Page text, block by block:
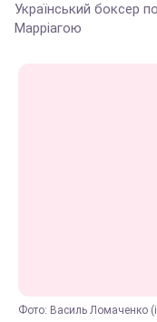
Український боксер
Марріагою
Фото: Василь Ломаченко